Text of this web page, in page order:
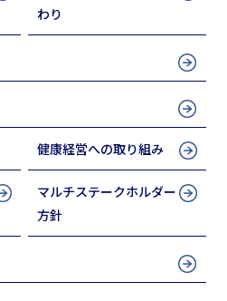
わり
健康経営への取り組み
マルチステークホルダー
方針